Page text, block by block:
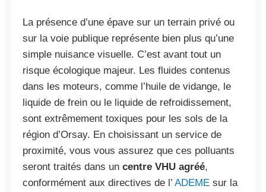
La présence d’une épave sur un terrain privé ou
sur la voie publique représente bien plus qu’une
simple nuisance visuelle. C’est avant tout un
risque écologique majeur. Les fluides contenus
dans les moteurs, comme l’huile de vidange, le
liquide de frein ou le liquide de refroidissement,
sont extrêmement toxiques pour les sols de la
région d’Orsay. En choisissant un service de
proximité, vous vous assurez que ces polluants
seront traités dans un centre VHU agréé,
conformément aux directives de l’ ADEME sur la